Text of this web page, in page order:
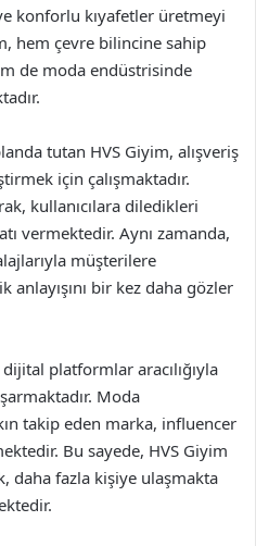
konforlu kıyafetler üretmeyi
hem çevre bilincine sahip
de moda endüstrisinde
tutan HVS Giyim, alışveriş
için çalışmaktadır.
kullanıcılara diledikleri
vermektedir. Aynı zamanda,
müşterilere
anlayışını bir kez daha gözler
platformlar aracılığıyla
Moda
takip eden marka, influencer
Bu sayede, HVS Giyim
daha fazla kişiye ulaşmakta